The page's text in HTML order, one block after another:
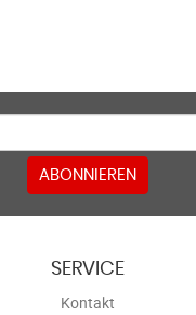
ABONNIEREN
SERVICE
Kontakt